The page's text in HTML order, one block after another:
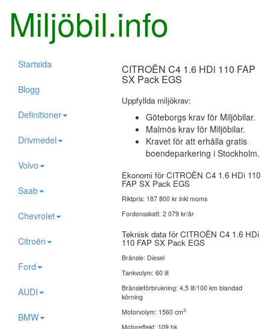
Miljöbil.info
Startsida
Blogg
Definitioner
Drivmedel
Volvo
Saab
Chevrolet
Citroën
Ford
AUDI
BMW
CITROËN C4 1.6 HDi 110 FAP
SX Pack EGS
Uppfyllda miljökrav:
Göteborgs krav för Miljöbilar.
Malmös krav för Miljöbilar.
Kravet för att erhålla gratis
boendeparkering i Stockholm.
Ekonomi för CITROËN C4 1.6 HDi 110
FAP SX Pack EGS
Riktpris: 187 800 kr inkl moms
Fordonsskatt: 2 079 kr/år
Teknisk data för CITROËN C4 1.6 HDi
110 FAP SX Pack EGS
Bränsle: Diesel
Tankvolym: 60 lit
Bränsleförbrukning: 4,5 lit/100 km blandad
körning
Motorvolym: 1560 cm3
Motoreffekt: 109 hk